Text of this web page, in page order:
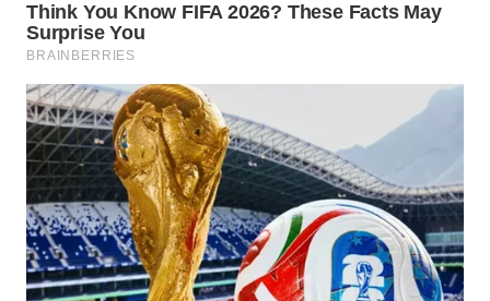
WN
TENGAH
WN DELI
SERDANG
WN
TEBING
TINGGI